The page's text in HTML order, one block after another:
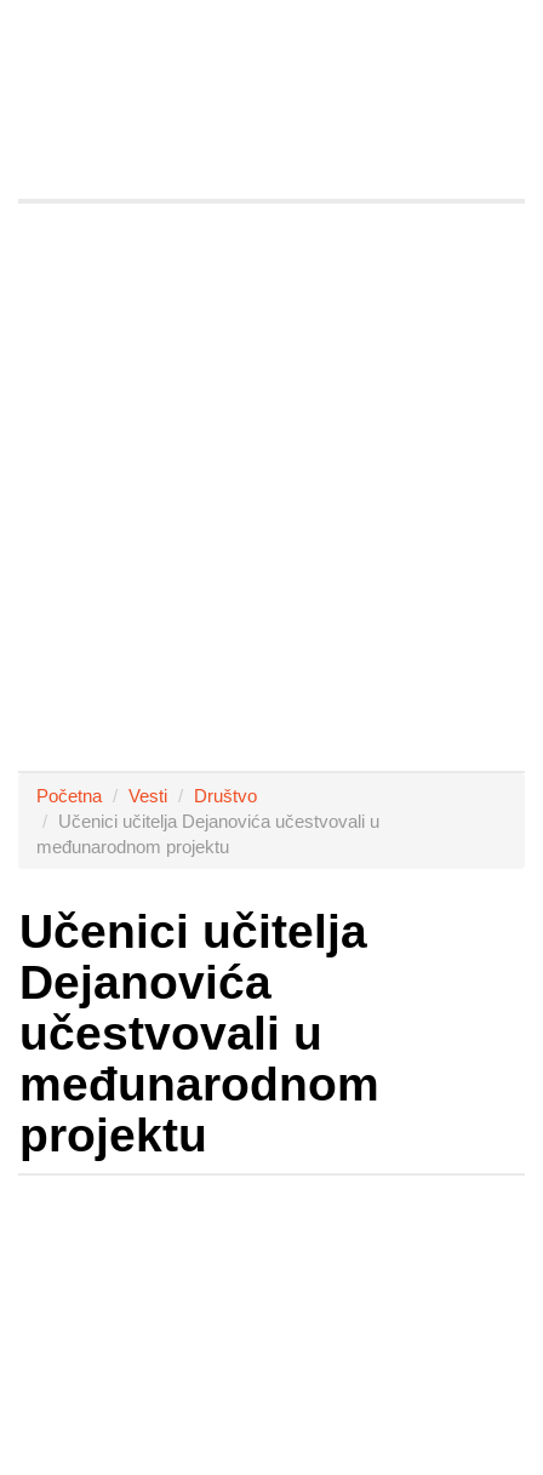
Početna Vesti
Društvo
Učenici učitelja Dejanovića učestvovali u
međunarodnom projektu
Učenici učitelja
Dejanovića
učestvovali u
međunarodnom
projektu